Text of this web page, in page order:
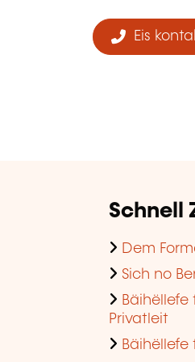
Eis
Schnell
Dem
Sich no
Privatleit
Bäihëllefe